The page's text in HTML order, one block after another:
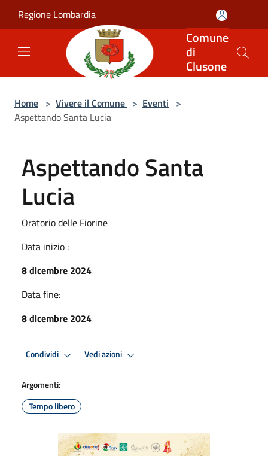
Regione Lombardia
Comune
di
Clusone
Home > Vivere il Comune > Eventi >
Aspettando Santa Lucia
Aspettando Santa
Lucia
Oratorio delle Fiorine
Data inizio :
8 dicembre 2024
Data fine:
8 dicembre 2024
Condividi Vedi azioni
Argomenti:
Tempo libero